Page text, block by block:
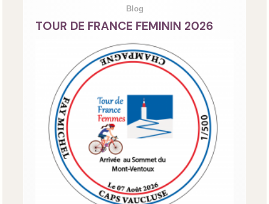
Blog
TOUR DE FRANCE FEMININ 2026